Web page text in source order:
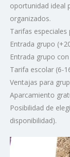
oportunidad ideal
organizados.
Tarifas especiales
Entrada grupo
Entrada grupo
Tarifa escolar (6-
Ventajas para
Aparcamiento
Posibilidad de
disponibilidad).